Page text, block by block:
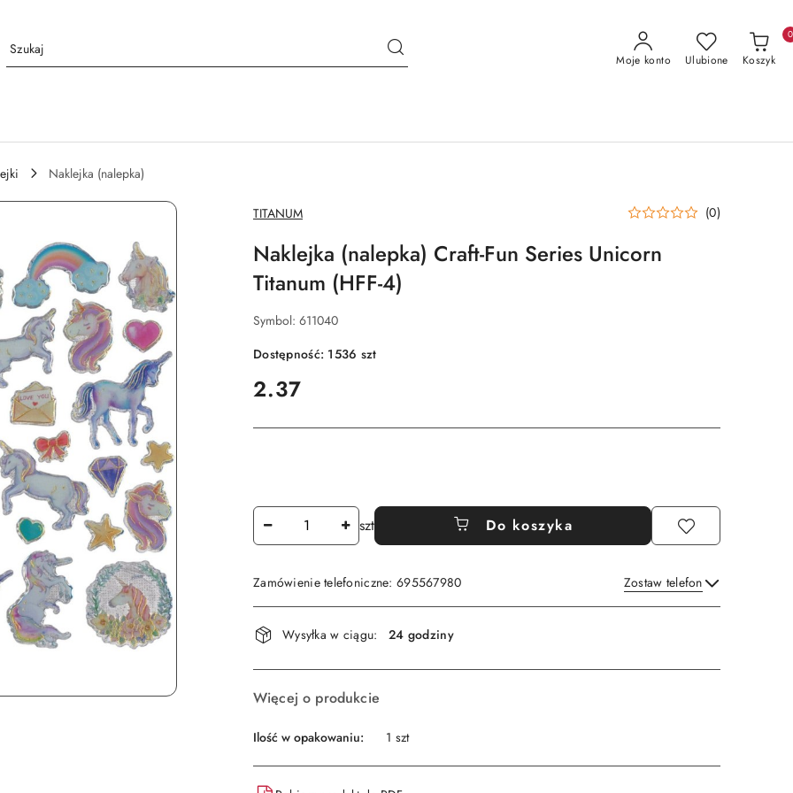
Moje konto Ulubione Koszyk
0
Naklejka (nalepka)
NAZWA
PRODUCENTA:
TITANUM (0)
Naklejka (nalepka) Craft-Fun Series Unicorn
Titanum (HFF-4)
Symbol: 611040
Dostępność: 1536 szt
cena:
2.37
Ilość szt Do koszyka
Zamówienie telefoniczne: 695567980 Zostaw telefon
Wyślij
Dostępność
i
dostawa
Wysyłka w ciągu: 24 godziny
Więcej o produkcie
Ilość w opakowaniu: 1 szt